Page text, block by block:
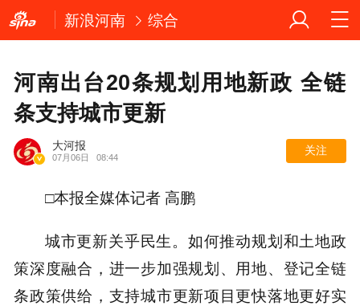
新浪河南 综合
河南出台20条规划用地新政 全链
条支持城市更新
大河报
07月06日 08:44
关注
□本报全媒体记者 高鹏
城市更新关乎民生。如何推动规划和土地政
策深度融合，进一步加强规划、用地、登记全链
条政策供给，支持城市更新项目更快落地更好实